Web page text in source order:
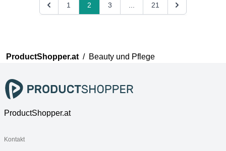
1 2 3 21
ProductShopper.at / Beauty und Pflege
ProductShopper.at
Kontakt